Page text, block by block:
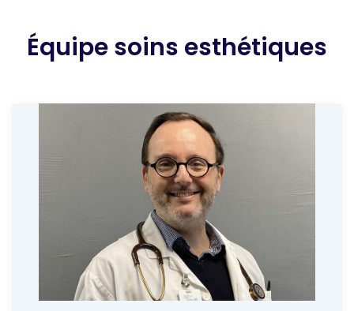
Équipe soins esthétiques